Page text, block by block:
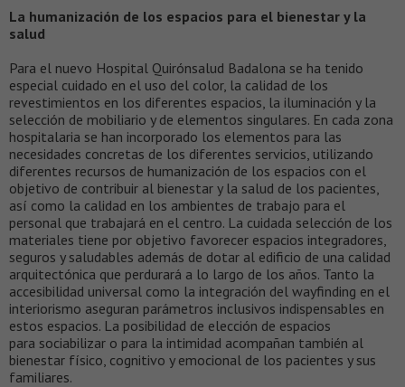
La humanización de los espacios para el bienestar y la
salud
Para el nuevo Hospital Quirónsalud Badalona se ha tenido
especial cuidado en el uso del color, la calidad de los
revestimientos en los diferentes espacios, la iluminación y la
selección de mobiliario y de elementos singulares. En cada zona
hospitalaria se han incorporado los elementos para las
necesidades concretas de los diferentes servicios, utilizando
diferentes recursos de humanización de los espacios con el
objetivo de contribuir al bienestar y la salud de los pacientes,
así como la calidad en los ambientes de trabajo para el
personal que trabajará en el centro. La cuidada selección de los
materiales tiene por objetivo favorecer espacios integradores,
seguros y saludables además de dotar al edificio de una calidad
arquitectónica que perdurará a lo largo de los años. Tanto la
accesibilidad universal como la integración del wayfinding en el
interiorismo aseguran parámetros inclusivos indispensables en
estos espacios. La posibilidad de elección de espacios
para sociabilizar o para la intimidad acompañan también al
bienestar físico, cognitivo y emocional de los pacientes y sus
familiares.